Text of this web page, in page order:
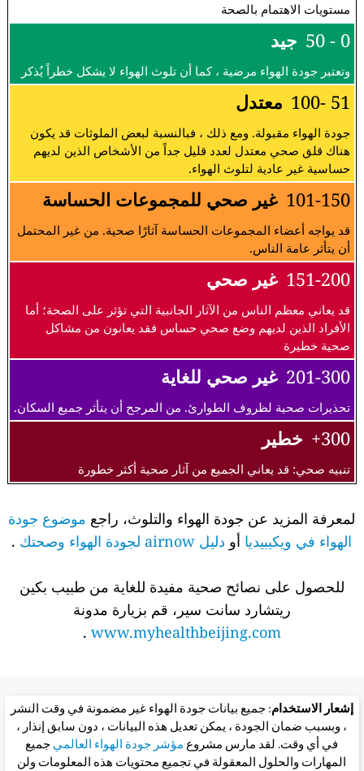
مستويات الاهتمام بالصحة
0 - 50 جيد
وتعتبر جودة الهواء مرضية ، كما أن تلوث الهواء لا يشكل خطراً يُذكر
51 -100 معتدل
جودة الهواء مقبولة. ومع ذلك ، فبالنسبة لبعض الملوثات قد يكون
هناك قلق صحي معتدل لعدد قليل جداً من الأشخاص الذين لديهم
حساسية غير عادية لتلوث الهواء.
101-150 غير صحي للمجموعات الحساسة
قد يواجه أعضاء المجموعات الحساسة آثارًا صحية. من غير المحتمل
أن يتأثر عامة الناس.
151-200 غير صحي
قد يعاني معظم الناس من الآثار الجانبية التي تؤثر على الصحة؛ أما
الأفراد الذين لديهم وضع صحي حساس فقد يعانون من مشاكل
صحية خطيرة
201-300 غير صحي للغاية
تحذيرات صحية لظروف الطوارئ. من المرجح أن يتأثر جميع السكان.
300+ خطير
تنبيه صحي: قد يعاني الجميع من آثار صحية أكثر خطورة
لمعرفة المزيد عن جودة الهواء والتلوث، راجع موضوع جودة
الهواء في ويكيبيدياأو دليل airnow لجودة الهواء وصحتك .
للحصول على نصائح صحية مفيدة للغاية من طبيب بكين
ريتشارد سانت سير، قم بزيارة مدونة
www.myhealthbeijing.com
.
إشعار الاستخدام: جميع بيانات جودة الهواء غير مضمونة في وقت النشر
، وبسبب ضمان الجودة ، يمكن تعديل هذه البيانات ، دون سابق إنذار ،
في أي وقت. لقد مارس مشروعمؤشر جودة الهواء العالميجميع
المهارات والحلول المعقولة في تجميع محتويات هذه المعلومات ولن